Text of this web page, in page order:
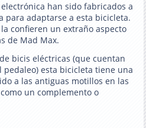
han sido fabricados a
para adaptarse a esta bicicleta.
confieren un extraño aspecto
de Mad Max.
bicis eléctricas (que cuentan
esta bicicleta tiene una
a las antiguas motillos en las
un complemento o